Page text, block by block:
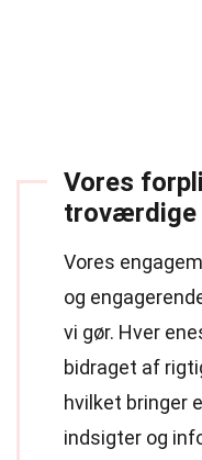
Vores
troværdige
Vores
og
vi gør. Hver
bidraget af
hvilket bringer
indsigter og